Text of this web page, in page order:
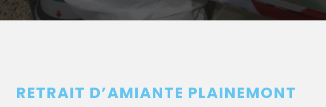
RETRAIT D’AMIANTE PLAINEMONT